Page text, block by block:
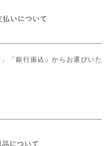
「銀行振込」からお選びいた